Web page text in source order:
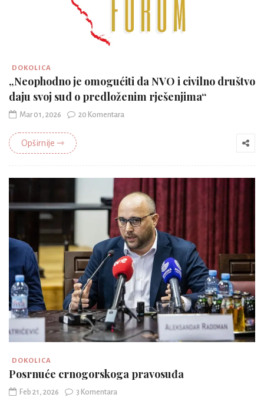
DOKOLICA
„Neophodno je omogućiti da NVO i civilno društvo
daju svoj sud o predloženim rješenjima“
Mar 01, 2026 20 Komentara
Opširnije ⇾
DOKOLICA
Posrnuće crnogorskoga pravosuđa
Feb 21, 2026 3 Komentara